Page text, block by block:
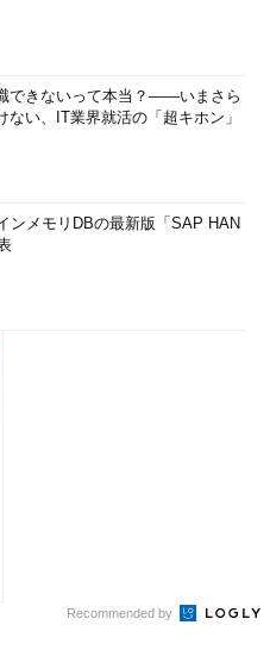
できないって本当？――いまさら
ない、IT業界就活の「超キホン」
ンメモリDBの最新版「SAP HAN
Recommended by